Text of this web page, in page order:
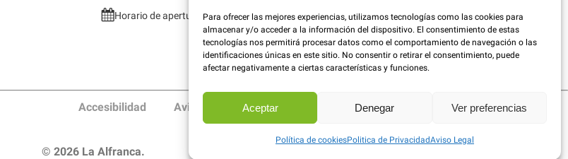
Para ofrecer las mejores experiencias, utilizamos tecnologías como las cookies para
almacenar y/o acceder a la información del dispositivo. El consentimiento de estas
tecnologías nos permitirá procesar datos como el comportamiento de navegación o las
identificaciones únicas en este sitio. No consentir o retirar el consentimiento, puede
afectar negativamente a ciertas características y funciones.
Aceptar Denegar Ver preferencias
Política de cookiesPolitica de PrivacidadAviso Legal
Horario de apertura
Consentimiento
*
He leído y acepto laPolítica de privacidad.*
Accesibilidad Aviso Legal Politica de Privacidad Horario
© 2026 La Alfranca.